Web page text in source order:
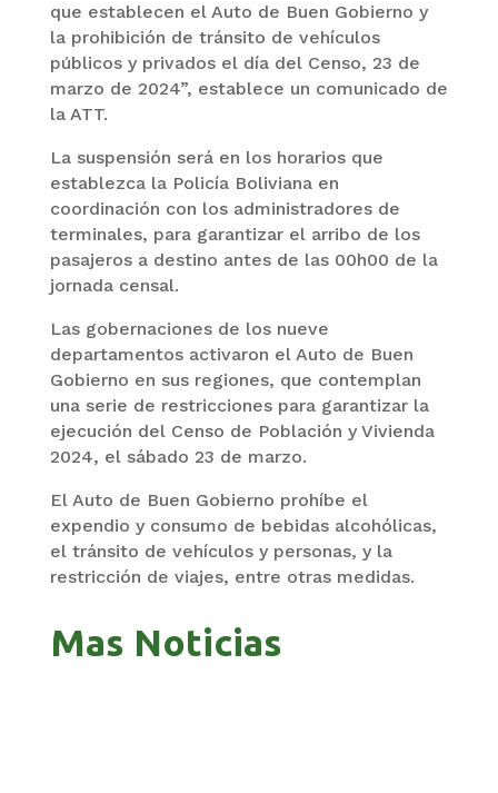
que establecen el Auto de Buen Gobierno y
la prohibición de tránsito de vehículos
públicos y privados el día del Censo, 23 de
marzo de 2024”, establece un comunicado de
la ATT.
La suspensión será en los horarios que
establezca la Policía Boliviana en
coordinación con los administradores de
terminales, para garantizar el arribo de los
pasajeros a destino antes de las 00h00 de la
jornada censal.
Las gobernaciones de los nueve
departamentos activaron el Auto de Buen
Gobierno en sus regiones, que contemplan
una serie de restricciones para garantizar la
ejecución del Censo de Población y Vivienda
2024, el sábado 23 de marzo.
El Auto de Buen Gobierno prohíbe el
expendio y consumo de bebidas alcohólicas,
el tránsito de vehículos y personas, y la
restricción de viajes, entre otras medidas.
Mas Noticias